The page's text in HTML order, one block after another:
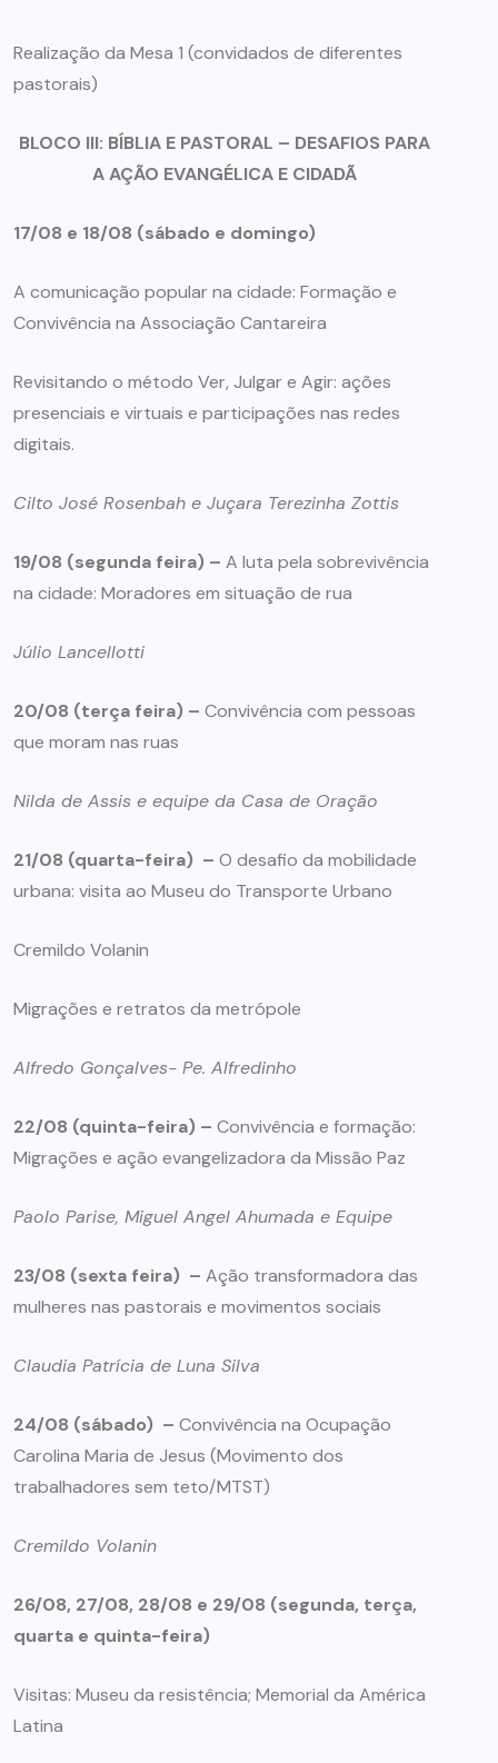
Realização da Mesa 1 (convidados de diferentes
pastorais)
BLOCO III: BÍBLIA E PASTORAL – DESAFIOS PARA
A AÇÃO EVANGÉLICA E CIDADÃ
17/08 e 18/08 (sábado e domingo)
A comunicação popular na cidade: Formação e
Convivência na Associação Cantareira
Revisitando o método Ver, Julgar e Agir: ações
presenciais e virtuais e participações nas redes
digitais.
Cilto José Rosenbah e Juçara Terezinha Zottis
19/08 (segunda feira) – A luta pela sobrevivência
na cidade: Moradores em situação de rua
Júlio Lancellotti
20/08 (terça feira) – Convivência com pessoas
que moram nas ruas
Nilda de Assis e equipe da Casa de Oração
21/08 (quarta-feira) – O desafio da mobilidade
urbana: visita ao Museu do Transporte Urbano
Cremildo Volanin
Migrações e retratos da metrópole
Alfredo Gonçalves- Pe. Alfredinho
22/08 (quinta-feira) – Convivência e formação:
Migrações e ação evangelizadora da Missão Paz
Paolo Parise, Miguel Angel Ahumada e Equipe
23/08 (sexta feira) – Ação transformadora das
mulheres nas pastorais e movimentos sociais
Claudia Patrícia de Luna Silva
24/08 (sábado) – Convivência na Ocupação
Carolina Maria de Jesus (Movimento dos
trabalhadores sem teto/MTST)
Cremildo Volanin
26/08, 27/08, 28/08 e 29/08 (segunda, terça,
quarta e quinta-feira)
Visitas: Museu da resistência; Memorial da América
Latina